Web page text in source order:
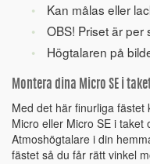
Kan målas eller
OBS! Priset är per
Högtalaren på
Montera dina Micro SE i
Med det här finurliga
Micro eller Micro SE i taket
Atmoshögtalare i din
fästet så du får rätt vinkel